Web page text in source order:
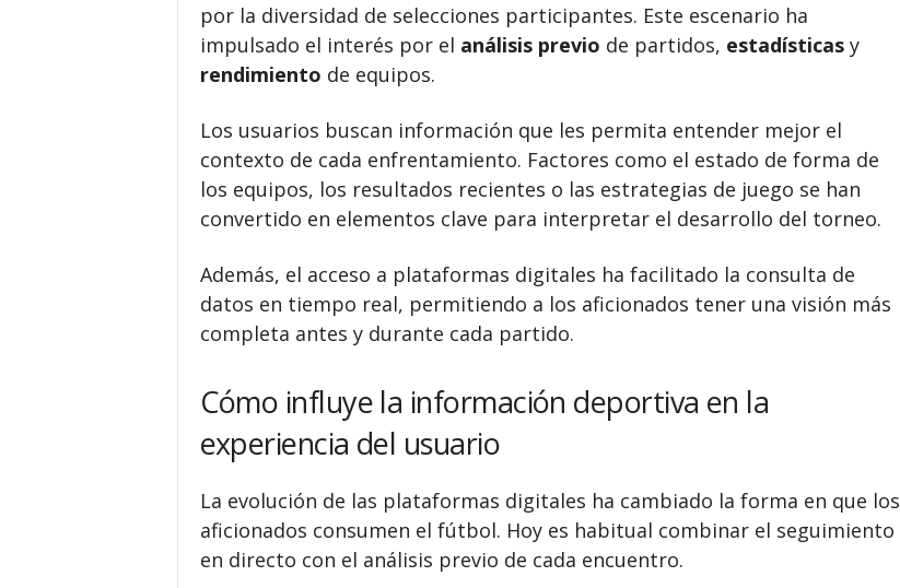
por la diversidad de selecciones participantes. Este escenario ha
impulsado el interés por el análisis previo de partidos, estadísticasy
rendimiento de equipos.
Los usuarios buscan información que les permita entender mejor el
contexto de cada enfrentamiento. Factores como el estado de forma de
los equipos, los resultados recientes o las estrategias de juego se han
convertido en elementos clave para interpretar el desarrollo del torneo.
Además, el acceso a plataformas digitales ha facilitado la consulta de
datos en tiempo real, permitiendo a los aficionados tener una visión más
completa antes y durante cada partido.
Cómo influye la información deportiva en la
experiencia del usuario
La evolución de las plataformas digitales ha cambiado la forma en que los
aficionados consumen el fútbol. Hoy es habitual combinar el seguimiento
en directo con el análisis previo de cada encuentro.